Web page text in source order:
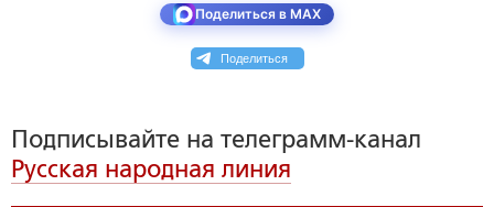
Поделиться в MAX
Поделиться
Подписывайте на телеграмм-канал
Русская народная линия